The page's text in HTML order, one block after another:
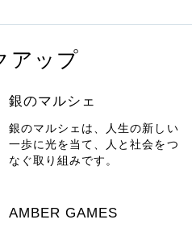
アップ
銀のマルシェ
銀のマルシェは、人生の新しい
一歩に光を当て、人と社会をつ
なぐ取り組みです。
AMBER GAMES